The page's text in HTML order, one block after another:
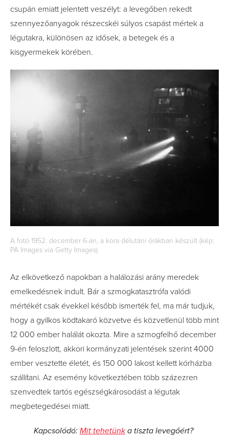
csupán emiatt jelentett veszélyt: a levegőben rekedt
szennyezőanyagok részecskéi súlyos csapást mértek a
légutakra, különösen az idősek, a betegek és a
kisgyermekek körében.
A fotó 1952. december 6-án, a kora délutáni órákban készült (kép:
PA Images via Getty Images)
Az elkövetkező napokban a halálozási arány meredek
emelkedésnek indult. Bár a szmogkatasztrófa valódi
mértékét csak évekkel később ismerték fel, ma már tudjuk,
hogy a gyilkos ködtakaró közvetve és közvetlenül több mint
12 000 ember halálát okozta. Mire a szmogfelhő december
9-én feloszlott, akkori kormányzati jelentések szerint 4000
ember vesztette életét, és 150 000 lakost kellett kórházba
szállítani. Az esemény következtében több százezren
szenvedtek tartós egészségkárosodást a légutak
megbetegedései miatt.
Kapcsolódó: Mit tehetünka tiszta levegőért?